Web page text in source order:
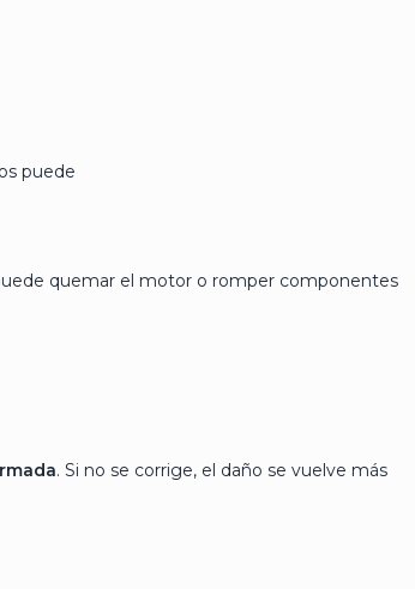
puede
quemar el motor o romper componentes
. Si no se corrige, el daño se vuelve más